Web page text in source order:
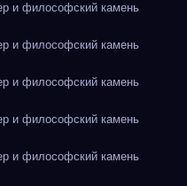
и философский камень
и философский камень
и философский камень
и философский камень
и философский камень